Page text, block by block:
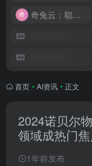
奇兔云：聪明人的“省”钱计划！
首页 • AI资讯 • 正文
2024诺贝尔
领域成热门
1年前发布